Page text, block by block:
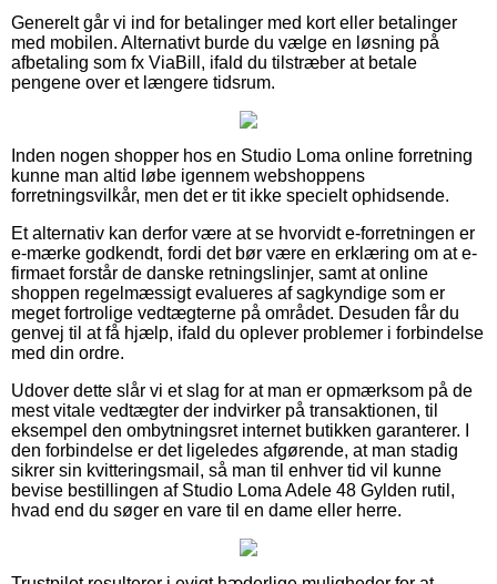
Generelt går vi ind for betalinger med kort eller betalinger
med mobilen. Alternativt burde du vælge en løsning på
afbetaling som fx ViaBill, ifald du tilstræber at betale
pengene over et længere tidsrum.
Inden nogen shopper hos en Studio Loma online forretning
kunne man altid løbe igennem webshoppens
forretningsvilkår, men det er tit ikke specielt ophidsende.
Et alternativ kan derfor være at se hvorvidt e-forretningen er
e-mærke godkendt, fordi det bør være en erklæring om at e-
firmaet forstår de danske retningslinjer, samt at online
shoppen regelmæssigt evalueres af sagkyndige som er
meget fortrolige vedtægterne på området. Desuden får du
genvej til at få hjælp, ifald du oplever problemer i forbindelse
med din ordre.
Udover dette slår vi et slag for at man er opmærksom på de
mest vitale vedtægter der indvirker på transaktionen, til
eksempel den ombytningsret internet butikken garanterer. I
den forbindelse er det ligeledes afgørende, at man stadig
sikrer sin kvitteringsmail, så man til enhver tid vil kunne
bevise bestillingen af Studio Loma Adele 48 Gylden rutil,
hvad end du søger en vare til en dame eller herre.